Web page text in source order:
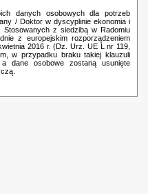
danych osobowych dla potrzeb
/ Doktor w dyscyplinie ekonomia i
Stosowanych z siedzibą w Radomiu
z europejskim rozporządzeniem
2016 r. (Dz. Urz. UE L nr 119,
w przypadku braku takiej klauzuli
dane osobowe zostaną usunięte